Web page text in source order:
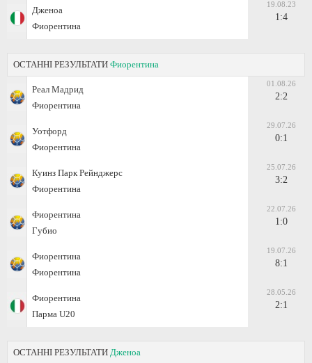
Дженоа
Фиорентина
19.08.23
1:4
ОСТАННІ РЕЗУЛЬТАТИ Фиорентина
Реал Мадрид
Фиорентина
01.08.26
2:2
Уотфорд
Фиорентина
29.07.26
0:1
Куинз Парк Рейнджерс
Фиорентина
25.07.26
3:2
Фиорентина
Губио
22.07.26
1:0
Фиорентина
Фиорентина
19.07.26
8:1
Фиорентина
Парма U20
28.05.26
2:1
ОСТАННІ РЕЗУЛЬТАТИ Дженоа